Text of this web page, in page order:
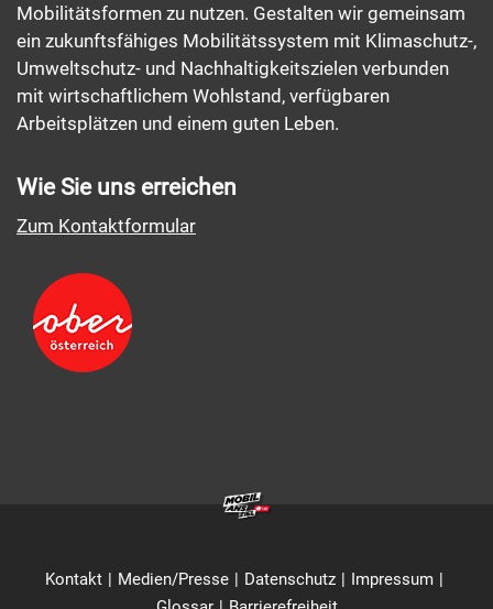
Mobilitätsformen zu nutzen. Gestalten wir gemeinsam
ein zukunftsfähiges Mobilitätssystem mit Klimaschutz-,
Umweltschutz- und Nachhaltigkeitszielen verbunden
mit wirtschaftlichem Wohlstand, verfügbaren
Arbeitsplätzen und einem guten Leben.
Wie Sie uns erreichen
Zum Kontaktformular
Kontakt Medien/Presse Datenschutz
Impressum